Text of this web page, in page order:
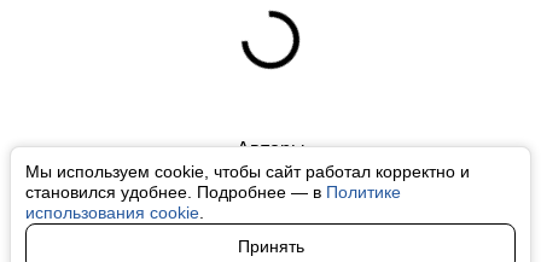
Мы используем cookie, чтобы сайт работал корректно и
становился удобнее. Подробнее — в Политике
использования cookie
Принять
Авторы
О нас
Архив
Условия использования cookie